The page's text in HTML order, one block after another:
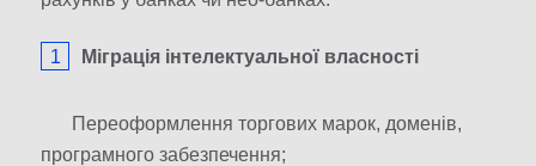
Міграція інтелектуальної власності
Переоформлення торгових марок, доменів,
програмного забезпечення;